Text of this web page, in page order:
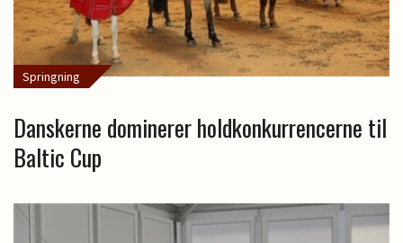
Springning
Danskerne dominerer holdkonkurrencerne til
Baltic Cup